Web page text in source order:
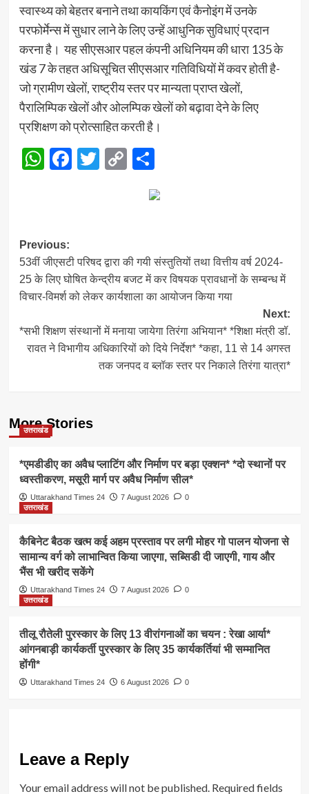
स्वास्थ्य को बेहतर बनाने तथा कायकिंग एवं कैनोइंग में उनके
परफोर्मेन्स में सुधार लाने के लिए उन्हें आधुनिक सुविधाएं प्रदान
करना है। यह सीएसआर पहल कंपनी अधिनियम की धारा 135 के
खंड 7 के तहत अधिसूचित सीएसआर गतिविधियों में कवर होती है-
जो ग्रामीण खेलों, राष्ट्रीय स्तर पर मान्यता प्राप्त खेलों,
पैरालिम्पिक खेलों और ओलम्पिक खेलों को बढ़ावा देने के लिए
प्रशिक्षण को प्रोत्साहित करती है।
WhatsApp
Facebook
Twitter
CopyShare
Post
navigation
Previous:
53वीं जीएसटी परिषद द्वारा की गयी संस्तुतियों तथा वित्तीय वर्ष 2024-
25 के लिए घोषित केन्द्रीय बजट में कर विषयक प्रावधानों के सम्बन्ध में
विचार-विमर्श को लेकर कार्यशाला का आयोजन किया गया
Next:
*सभी शिक्षण संस्थानों में मनाया जायेगा तिरंगा अभियान* *शिक्षा मंत्री डॉ.
रावत ने विभागीय अधिकारियों को दिये निर्देश* *कहा, 11 से 14 अगस्त
तक जनपद व ब्लॉक स्तर पर निकाले तिरंगा यात्रा*
More Stories
उत्तराखंड
*एमडीडीए का अवैध प्लाटिंग और निर्माण पर बड़ा एक्शन* *दो स्थानों पर
ध्वस्तीकरण, मसूरी मार्ग पर अवैध निर्माण सील*
Uttarakhand Times 24 7 August 2026
0
उत्तराखंड
कैबिनेट बैठक खत्म कई अहम प्रस्ताव पर लगी मोहर गो पालन योजना से
सामान्य वर्ग को लाभान्वित किया जाएगा, सब्सिडी दी जाएगी, गाय और
भैंस भी खरीद सकेंगे
Uttarakhand Times 24 7 August 2026
0
उत्तराखंड
तीलू रौतेली पुरस्कार के लिए 13 वीरांगनाओं का चयन : रेखा आर्या*
आंगनबाड़ी कार्यकर्ती पुरस्कार के लिए 35 कार्यकर्तियां भी सम्मानित
होंगी*
Uttarakhand Times 24 6 August 2026 0
Leave a Reply
Your email address will not be published. Required fields